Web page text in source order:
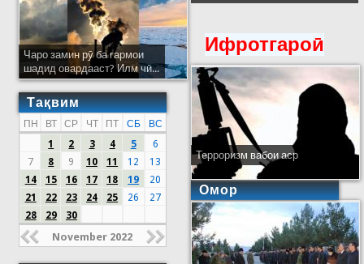
Чаро замин рӯ ба гармои
шадид овардааст? Илм чӣ...
Тақвим
ПН ВТ СР ЧТ ПТ СБ
ВС
1
2 3 4 5
6
7
8 9 10 11 12
13
14
15 16 17 18 19
20
21
22 23 24 25 26
27
28
29 30
November 2022
Ифротгароӣ
Терроризм вабои аср
Омор